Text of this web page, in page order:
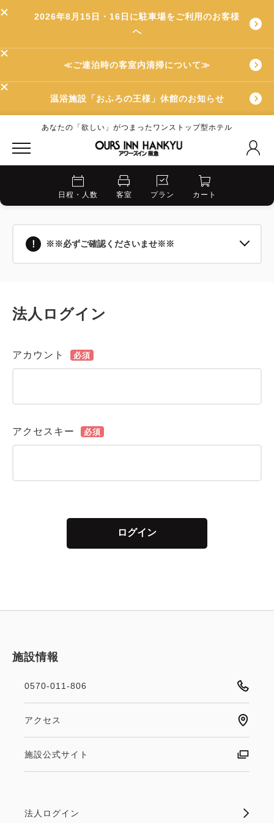
2026年8月15日・16日に駐車場をご利用のお客様
へ
≪ご連泊時の客室内清掃について≫
温浴施設「おふろの王様」休館のお知らせ
あなたの「欲しい」がつまったワンストップ型ホテル
日程・人数 客室 プラン カート
※※必ずご確認くださいませ※※
法人ログイン
アカウント 必須
アクセスキー 必須
ログイン
施設情報
0570-011-806
アクセス
施設公式サイト
法人ログイン